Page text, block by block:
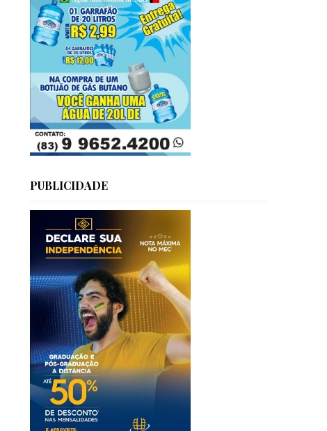
PUBLICIDADE